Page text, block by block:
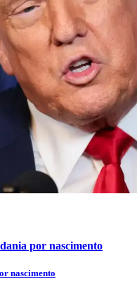
por nascimento
nascimento